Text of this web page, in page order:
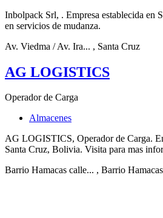
Inbolpack Srl, . Empresa establecida en
en servicios de mudanza.
Av. Viedma / Av. Ira... , Santa Cruz
AG LOGISTICS
Operador de Carga
Almacenes
AG LOGISTICS, Operador de Carga.
Santa Cruz, Bolivia. Visita para mas
Barrio Hamacas calle... , Barrio Hamacas